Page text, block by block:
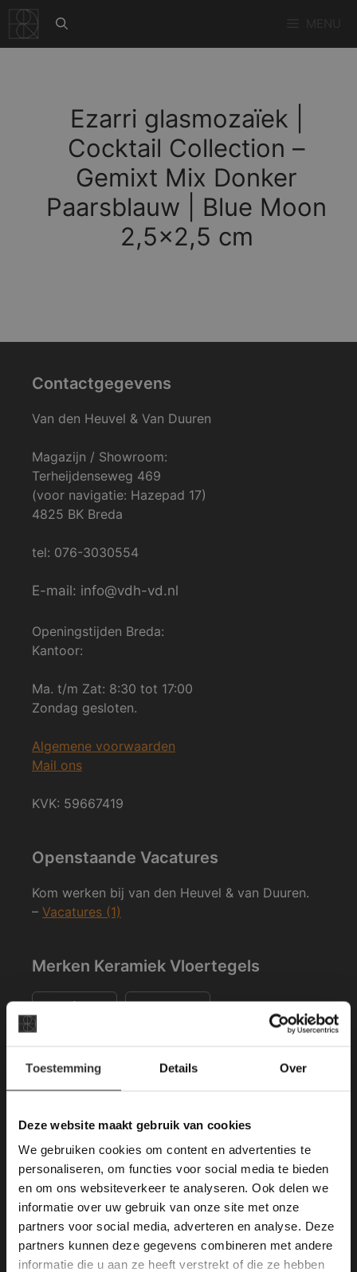
Toestemming Details Over
Deze website maakt gebruik van cookies
We gebruiken cookies om content en advertenties te
personaliseren, om functies voor social media te bieden
en om ons websiteverkeer te analyseren. Ook delen we
informatie over uw gebruik van onze site met onze
partners voor social media, adverteren en analyse. Deze
partners kunnen deze gegevens combineren met andere
informatie die u aan ze heeft verstrekt of die ze hebben
naar
de
Ezarri glasmozaïek |
Cocktail Collection –
Gemixt Mix Donker
Paarsblauw | Blue Moon
2,5×2,5 cm
Contactgegevens
Van den Heuvel & Van Duuren
Magazijn / Showroom:
Terheijdenseweg 469
(voor navigatie: Hazepad 17)
4825 BK Breda
tel: 076-3030554
E-mail: info@vdh-vd.nl
Openingstijden Breda:
Kantoor:
Ma. t/m Zat: 8:30 tot 17:00
Zondag gesloten.
Algemene voorwaarden
Mail ons
KVK: 59667419
Openstaande Vacatures
Kom werken bij van den Heuvel & van Duuren.
– Vacatures (1)
Merken Keramiek Vloertegels
Merken Keramiek Terrastegels
Merken Glasmozaïek
Deze website maakt
gebruik van cookies.
This Cookie Banner was deleted and is no
longer working. Please contact the website
administrator.
Deze website gebruikt cookies om de
gebruikerservaring te verbeteren. Door
gebruik te maken van onze website geeft u
toestemming voor alle cookies in
overeenstemming met ons cookiebeleid.Lees
verder